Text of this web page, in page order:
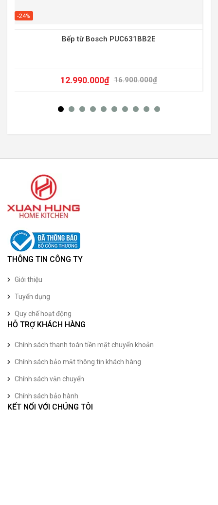
-24%
Bếp từ Bosch PUC631BB2E
16.900.000₫
12.990.000₫
THÔNG TIN CÔNG TY
Giới thiệu
Tuyển dụng
Quy chế hoạt động
HỖ TRỢ KHÁCH HÀNG
Chính sách thanh toán tiền mặt chuyển khoản
Chính sách bảo mật thông tin khách hàng
Chính sách vận chuyển
Chính sách bảo hành
KẾT NỐI VỚI CHÚNG TÔI